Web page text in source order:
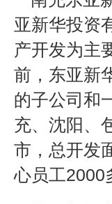
亚新华投资
产开发为主
前，东亚新
的子公司和
充、沈阳、
市，总开发
心员工2000